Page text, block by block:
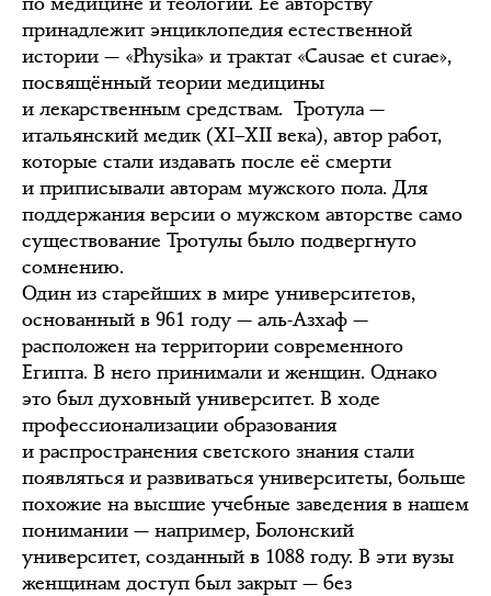
принадлежит энциклопедия естественной
истории — «Physika» и трактат «Causae et curae»,
посвящённый теории медицины
и лекарственным средствам. Тротула —
итальянский медик (XI–XII века), автор работ,
которые стали издавать после её смерти
и приписывали авторам мужского пола. Для
поддержания версии о мужском авторстве само
существование Тротулы было подвергнуто
сомнению.
Один из старейших в мире университетов,
основанный в 961 году — аль-Азхаф —
расположен на территории современного
Египта. В него принимали и женщин. Однако
это был духовный университет. В ходе
профессионализации образования
и распространения светского знания стали
появляться и развиваться университеты, больше
похожие на высшие учебные заведения в нашем
понимании — например, Болонский
университет, созданный в 1088 году. В эти вузы
женщинам доступ был закрыт — без